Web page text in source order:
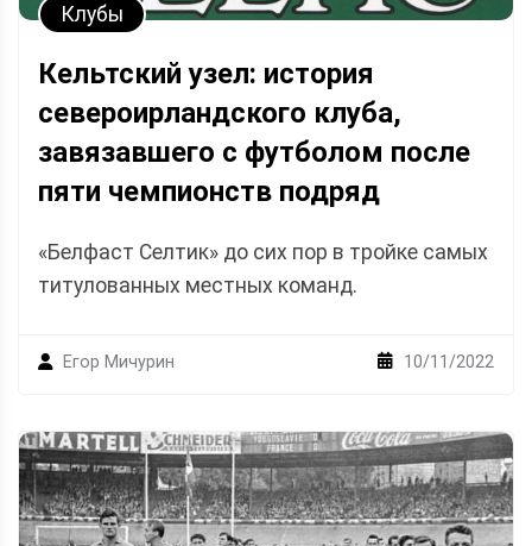
Клубы
Кельтский узел: история
североирландского клуба,
завязавшего с футболом после
пяти чемпионств подряд
«Белфаст Селтик» до сих пор в тройке самых
титулованных местных команд.
Егор Мичурин 10/11/2022